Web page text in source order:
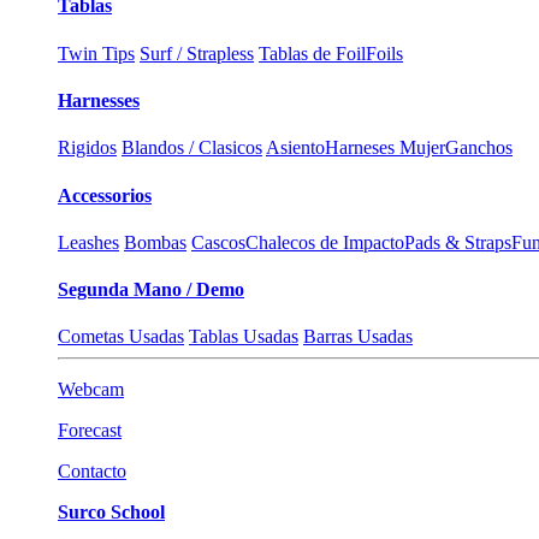
Tablas
Twin Tips Surf / Strapless Tablas de FoilFoils
Harnesses
Rigidos Blandos / Clasicos AsientoHarneses MujerGanchos
Accessorios
Leashes Bombas CascosChalecos de ImpactoPads & Straps
Segunda Mano / Demo
Cometas Usadas Tablas Usadas Barras Usadas
Webcam
Forecast
Contacto
Surco School